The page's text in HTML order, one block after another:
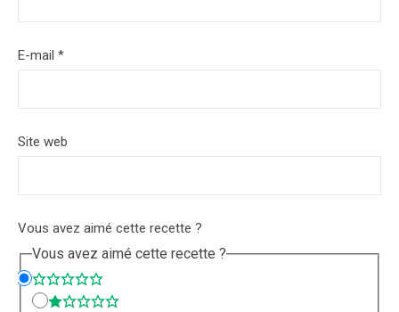
E-mail *
Site web
Vous avez aimé cette recette ?
Vous avez aimé cette recette ?